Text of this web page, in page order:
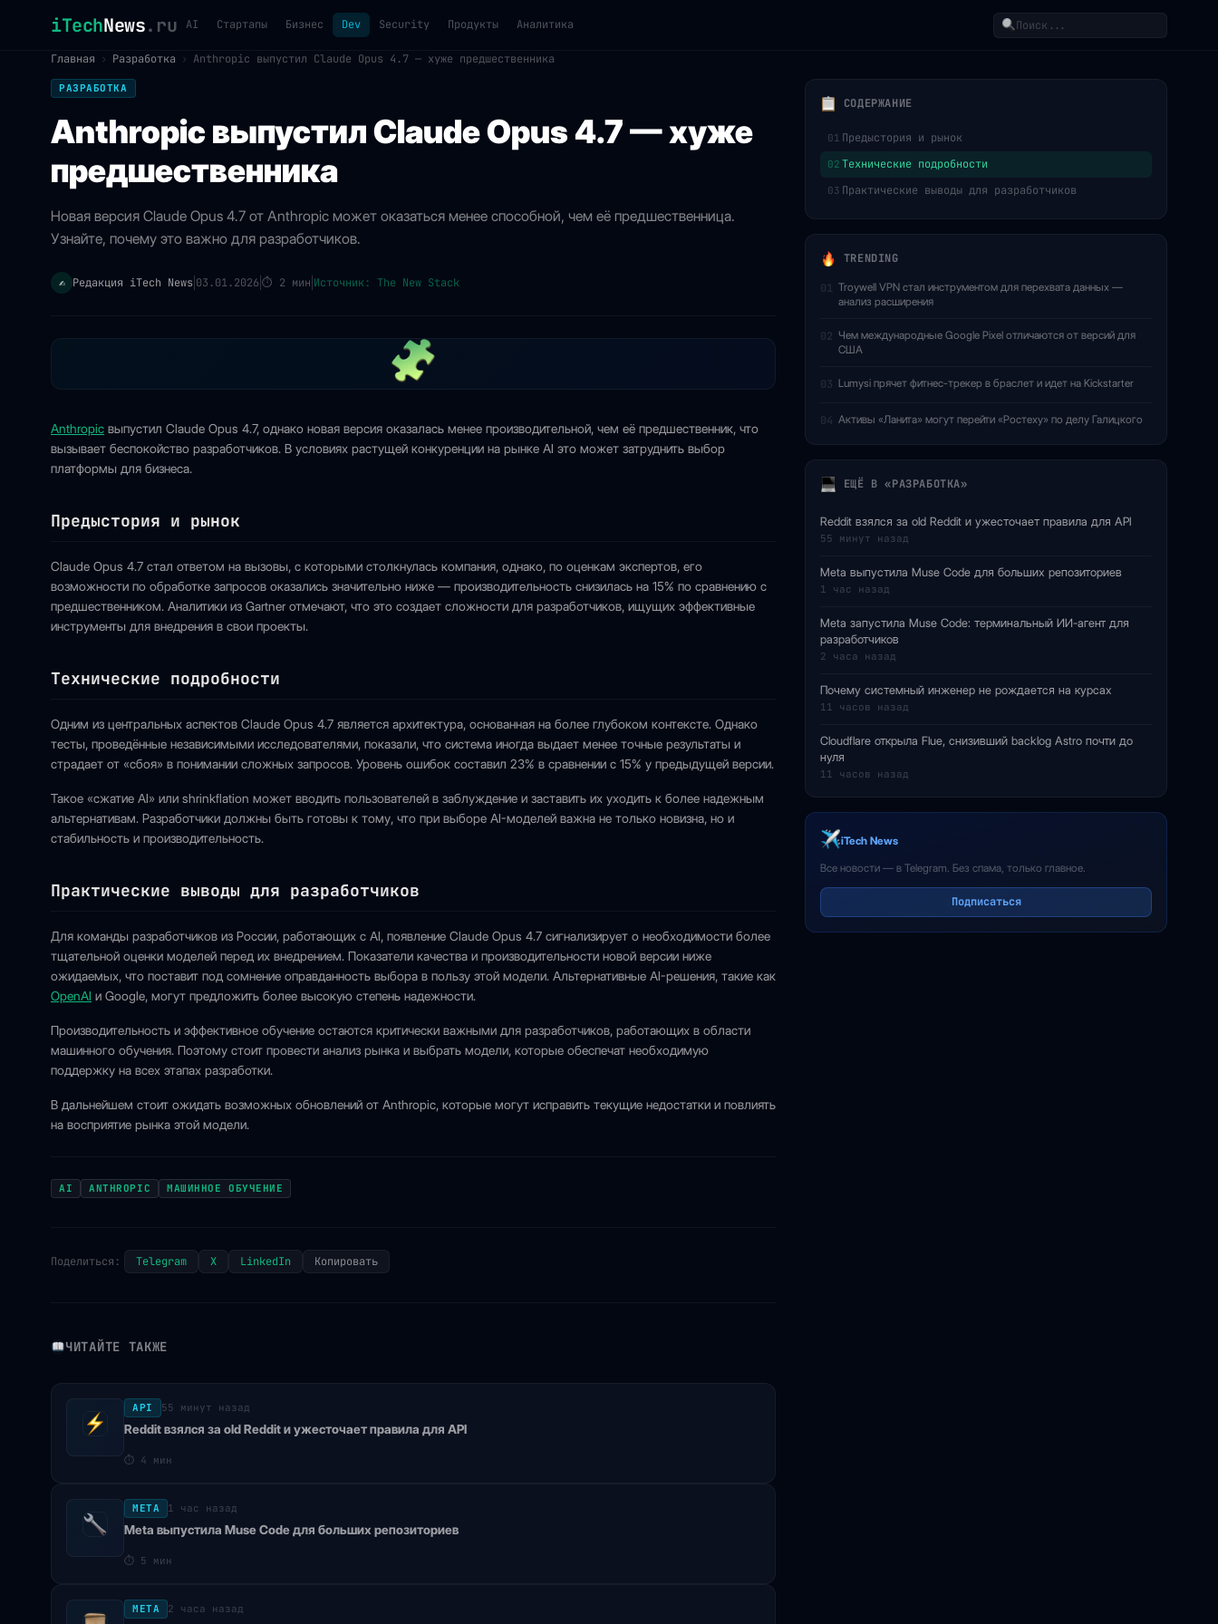
iTechNews.ru AI Стартапы Бизнес Dev Security Продукты Аналитика
Поиск
Главная
› Разработка › Anthropic выпустил Claude Opus 4.7 — хуже предшественника
РАЗРАБОТКА
Anthropic выпустил Claude Opus 4.7 — хуже
предшественника
Новая версия Claude Opus 4.7 от Anthropic может оказаться менее способной, чем её предшественница.
Узнайте, почему это важно для разработчиков.
✍️ Редакция iTech News 03.01.2026⏱ 2 мин Источник: The New Stack
Anthropic выпустил Claude Opus 4.7, однако новая версия оказалась менее производительной, чем её предшественник, что
вызывает беспокойство разработчиков. В условиях растущей конкуренции на рынке AI это может затруднить выбор
платформы для бизнеса.
Предыстория и рынок
Claude Opus 4.7 стал ответом на вызовы, с которыми столкнулась компания, однако, по оценкам экспертов, его
возможности по обработке запросов оказались значительно ниже — производительность снизилась на 15% по сравнению с
предшественником. Аналитики из Gartner отмечают, что это создает сложности для разработчиков, ищущих эффективные
инструменты для внедрения в свои проекты.
Технические подробности
Одним из центральных аспектов Claude Opus 4.7 является архитектура, основанная на более глубоком контексте. Однако
тесты, проведённые независимыми исследователями, показали, что система иногда выдает менее точные результаты и
страдает от «сбоя» в понимании сложных запросов. Уровень ошибок составил 23% в сравнении с 15% у предыдущей версии.
Такое «сжатие AI» или shrinkflation может вводить пользователей в заблуждение и заставить их уходить к более надежным
альтернативам. Разработчики должны быть готовы к тому, что при выборе AI-моделей важна не только новизна, но и
стабильность и производительность.
Практические выводы для разработчиков
Для команды разработчиков из России, работающих с AI, появление Claude Opus 4.7 сигнализирует о необходимости более
тщательной оценки моделей перед их внедрением. Показатели качества и производительности новой версии ниже
ожидаемых, что поставит под сомнение оправданность выбора в пользу этой модели. Альтернативные AI-решения, такие как
OpenAI и Google, могут предложить более высокую степень надежности.
Производительность и эффективное обучение остаются критически важными для разработчиков, работающих в области
машинного обучения. Поэтому стоит провести анализ рынка и выбрать модели, которые обеспечат необходимую
поддержку на всех этапах разработки.
В дальнейшем стоит ожидать возможных обновлений от Anthropic, которые могут исправить текущие недостатки и повлиять
на восприятие рынка этой модели.
AI ANTHROPIC МАШИННОЕ ОБУЧЕНИЕ
Поделиться: Telegram X LinkedIn Копировать
ЧИТАЙТЕ ТАКЖЕ
API 55 минут назад
Reddit взялся за old Reddit и ужесточает правила для API
⏱ 4 мин
META 1 час назад
Meta выпустила Muse Code для больших репозиториев
⏱ 5 мин
META 2 часа назад
СОДЕРЖАНИЕ
01 Предыстория и рынок
02 Технические подробности
03 Практические выводы для разработчиков
TRENDING
01 Troywell VPN стал инструментом для перехвата данных —
анализ расширения
02 Чем международные Google Pixel отличаются от версий для
США
03 Lumysi прячет фитнес-трекер в браслет и идет на Kickstarter
04 Активы «Ланита» могут перейти «Ростеху» по делу Галицкого
ЕЩЁ В «РАЗРАБОТКА»
Reddit взялся за old Reddit и ужесточает правила для API
55 минут назад
Meta выпустила Muse Code для больших репозиториев
1 час назад
Meta запустила Muse Code: терминальный ИИ-агент для
разработчиков
2 часа назад
Почему системный инженер не рождается на курсах
11 часов назад
Cloudflare открыла Flue, снизивший backlog Astro почти до
нуля
11 часов назад
iTech News
Все новости — в Telegram. Без спама, только главное.
Подписаться